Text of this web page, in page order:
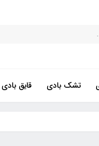
تشک بادی قایق بادی